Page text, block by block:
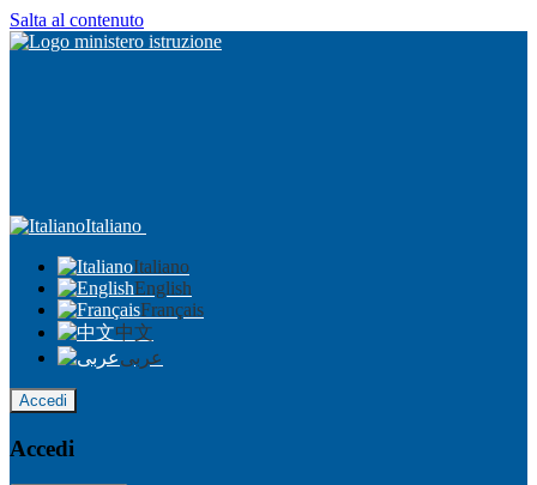
Salta al contenuto
Italiano
Italiano
English
Français
中文
عربى
Accedi
Accedi